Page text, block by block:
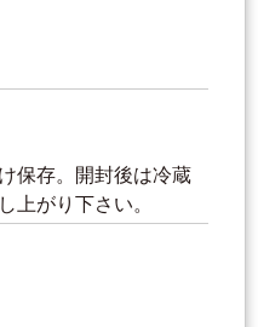
保存。開封後は冷蔵
上がり下さい。